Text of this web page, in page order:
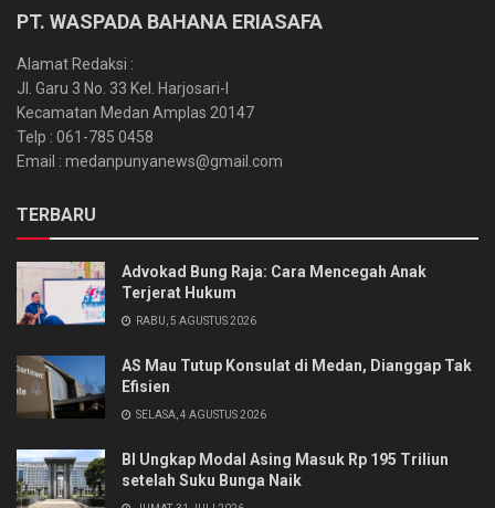
PT. WASPADA BAHANA ERIASAFA
Alamat Redaksi :
Jl. Garu 3 No. 33 Kel. Harjosari-I
Kecamatan Medan Amplas 20147
Telp : 061-785 0458
Email : medanpunyanews@gmail.com
TERBARU
Advokad Bung Raja: Cara Mencegah Anak
Terjerat Hukum
RABU, 5 AGUSTUS 2026
AS Mau Tutup Konsulat di Medan, Dianggap Tak
Efisien
SELASA, 4 AGUSTUS 2026
BI Ungkap Modal Asing Masuk Rp 195 Triliun
setelah Suku Bunga Naik